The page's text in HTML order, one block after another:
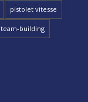
pistolet vitesse
team-building